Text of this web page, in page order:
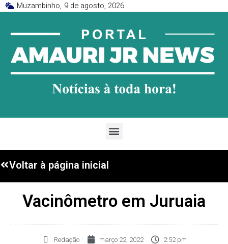
Muzambinho, 9 de agosto, 2026
Voltar à página inicial
Vacinômetro em Juruaia
Redação março 22, 2022 2:52 pm